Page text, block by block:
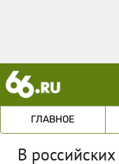
ГЛАВНОЕ
В российских